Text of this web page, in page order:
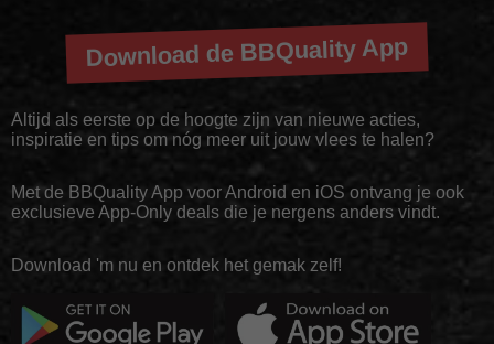
Download de BBQuality App
Altijd als eerste op de hoogte zijn van nieuwe acties,
inspiratie en tips om nóg meer uit jouw vlees te halen?
Met de BBQuality App voor Android en iOS ontvang je ook
exclusieve App-Only deals die je nergens anders vindt.
Download 'm nu en ontdek het gemak zelf!